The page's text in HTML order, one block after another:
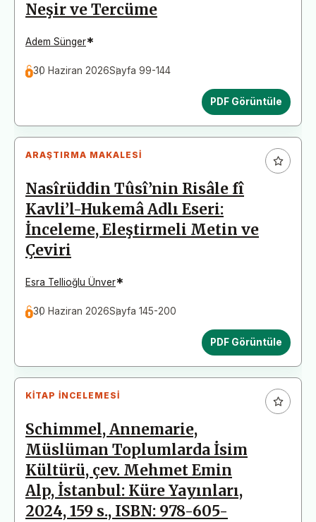
Neşir ve Tercüme
Adem Sünger*
30 Haziran 2026Sayfa 99-144
PDF Görüntüle
ARAŞTIRMA MAKALESI
Nasîrüddin Tûsî’nin Risâle fî
Kavli’l-Hukemâ Adlı Eseri:
İnceleme, Eleştirmeli Metin ve
Çeviri
Esra Tellioğlu Ünver*
30 Haziran 2026Sayfa 145-200
PDF Görüntüle
KITAP İNCELEMESI
Schimmel, Annemarie,
Müslüman Toplumlarda İsim
Kültürü, çev. Mehmet Emin
Alp, İstanbul: Küre Yayınları,
2024, 159 s., ISBN: 978-605-